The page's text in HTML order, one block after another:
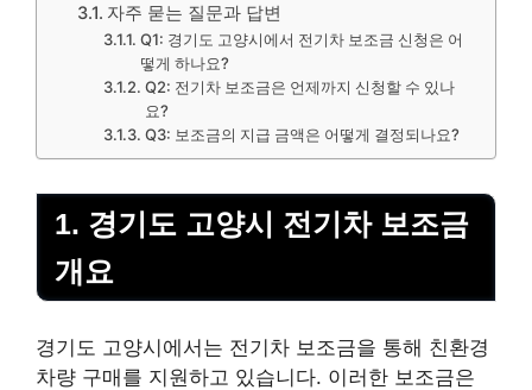
자주 묻는 질문과 답변
Q1: 경기도 고양시에서 전기차 보조금 신청은 어
떻게 하나요?
Q2: 전기차 보조금은 언제까지 신청할 수 있나
요?
Q3: 보조금의 지급 금액은 어떻게 결정되나요?
1. 경기도 고양시 전기차 보조금
개요
경기도 고양시에서는 전기차 보조금을 통해 친환경
차량 구매를 지원하고 있습니다. 이러한 보조금은